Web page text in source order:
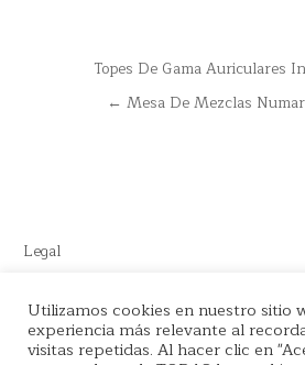
Navegación
Topes De Gama Auriculares
← Mesa De Mezclas
Legal
Este sitio recomienda productos de
de afiliados por el cual nos llevamos
Utilizamos cookies en nuestro sitio
experiencia más relevante al
visitas repetidas. Al hacer clic en